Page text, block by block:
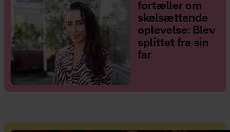
fortæller om
skelsættende
oplevelse: Blev
splittet fra sin
far